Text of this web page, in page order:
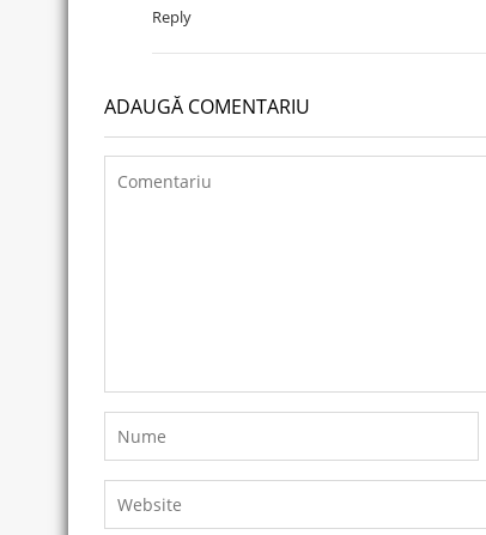
Reply
ADAUGĂ COMENTARIU